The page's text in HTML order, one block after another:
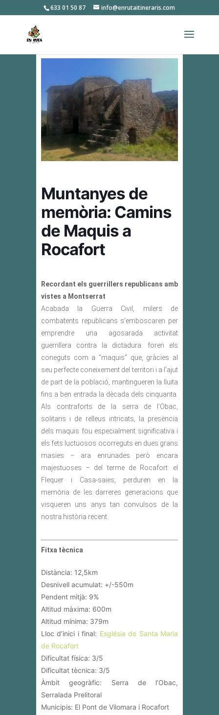
633 01 50 87 info@enrutaitineraris.com
Muntanyes de
memòria: Camins
de Maquis a
Rocafort
Recordant els guerrillers republicans amb
vistes a Montserrat
Acabada la Guerra Civil, milers de
combatents republicans s’emboscaren per
emprendre una agosarada activitat
guerrillera contra la dictadura: foren els
coneguts com a “maquis” que, gràcies al
seu perfecte coneixement del territori i a l’ajut
de part de la població, mantingueren la lluita
fins a ben entrada la dècada dels cinquanta.
Als contraforts de la serra de l’Obac,
solitaris i de relleus intricats, la presència
dels maquis fou especialment significativa i
els fets luctuosos ocorreguts en dues grans
masies – ara enrunades però encara
majestuoses – del terme de Rocafort: el
Flequer i Casa-saies, perduren en la
memòria de les darreres generacions que
visqueren uns anys tan convulsos de la
nostra història recent.
Fitxa tècnica
Distància: 12,5km
Desnivell acumulat: +/-550m
Pendent mitjà: 9%
Altitud màxima: 600m
Altitud mínima: 379m
Lloc d’inici i final: Església de Santa Maria
de Rocafort
Dificultat física: 3/5
Dificultat tècnica: 3/5
Àmbit geogràfic: Serra de l’Obac,
Serralada Prelitoral
Municipis: El Pont de Vilomara i Rocafort